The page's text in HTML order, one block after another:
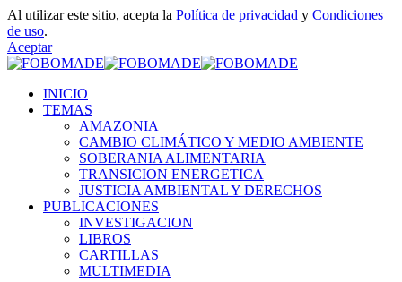
Al utilizar este sitio, acepta la Política de privacidad y Condiciones
de uso.
Aceptar
INICIO
TEMAS
AMAZONIA
CAMBIO CLIMÁTICO Y MEDIO AMBIENTE
SOBERANIA ALIMENTARIA
TRANSICION ENERGETICA
JUSTICIA AMBIENTAL Y DERECHOS
PUBLICACIONES
INVESTIGACION
LIBROS
CARTILLAS
MULTIMEDIA